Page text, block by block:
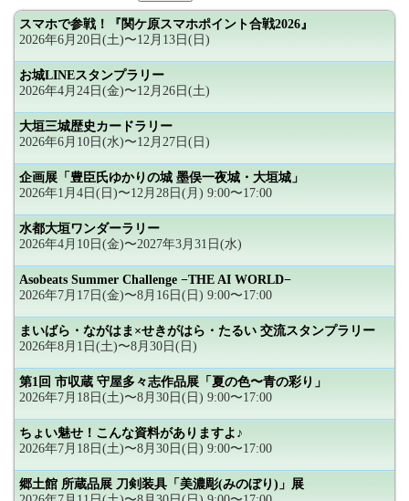
スマホで参戦！『関ケ原スマホポイント合戦2026』
2026年6月20日(土)〜12月13日(日)
お城LINEスタンプラリー
2026年4月24日(金)〜12月26日(土)
大垣三城歴史カードラリー
2026年6月10日(水)〜12月27日(日)
企画展「豊臣氏ゆかりの城 墨俣一夜城・大垣城」
2026年1月4日(日)〜12月28日(月) 9:00〜17:00
水都大垣ワンダーラリー
2026年4月10日(金)〜2027年3月31日(水)
Asobeats Summer Challenge −THE AI WORLD−
2026年7月17日(金)〜8月16日(日) 9:00〜17:00
まいばら・ながはま×せきがはら・たるい 交流スタンプラリー
2026年8月1日(土)〜8月30日(日)
第1回 市収蔵 守屋多々志作品展「夏の色〜青の彩り」
2026年7月18日(土)〜8月30日(日) 9:00〜17:00
ちょい魅せ！こんな資料がありますよ♪
2026年7月18日(土)〜8月30日(日) 9:00〜17:00
郷土館 所蔵品展 刀剣装具「美濃彫(みのぼり)」展